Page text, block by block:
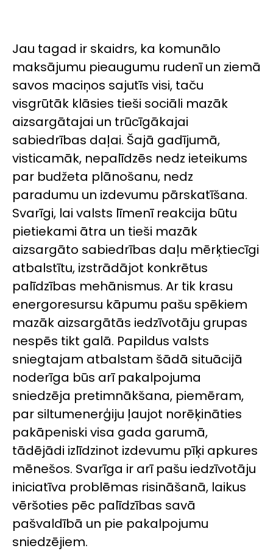
Jau tagad ir skaidrs, ka komunālo
maksājumu pieaugumu rudenī un ziemā
savos maciņos sajutīs visi, taču
visgrūtāk klāsies tieši sociāli mazāk
aizsargātajai un trūcīgākajai
sabiedrības daļai. Šajā gadījumā,
visticamāk, nepalīdzēs nedz ieteikums
par budžeta plānošanu, nedz
paradumu un izdevumu pārskatīšana.
Svarīgi, lai valsts līmenī reakcija būtu
pietiekami ātra un tieši mazāk
aizsargāto sabiedrības daļu mērķtiecīgi
atbalstītu, izstrādājot konkrētus
palīdzības mehānismus. Ar tik krasu
energoresursu kāpumu pašu spēkiem
mazāk aizsargātās iedzīvotāju grupas
nespēs tikt galā. Papildus valsts
sniegtajam atbalstam šādā situācijā
noderīga būs arī pakalpojuma
sniedzēja pretimnākšana, piemēram,
par siltumenerģiju ļaujot norēķināties
pakāpeniski visa gada garumā,
tādējādi izlīdzinot izdevumu pīķi apkures
mēnešos. Svarīga ir arī pašu iedzīvotāju
iniciatīva problēmas risināšanā, laikus
vēršoties pēc palīdzības savā
pašvaldībā un pie pakalpojumu
sniedzējiem.